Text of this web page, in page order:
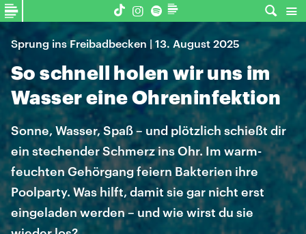
Sprung ins Freibadbecken | 13. August 2025
So schnell holen wir uns im
Wasser eine Ohreninfektion
Sonne, Wasser, Spaß – und plötzlich schießt dir
ein stechender Schmerz ins Ohr. Im warm-
feuchten Gehörgang feiern Bakterien ihre
Poolparty. Was hilft, damit sie gar nicht erst
eingeladen werden – und wie wirst du sie